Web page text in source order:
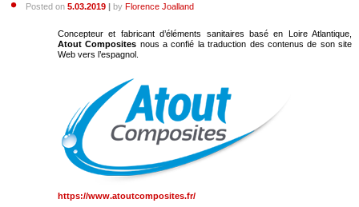
Posted on 5.03.2019 | by Florence Joalland
Concepteur et fabricant d’éléments sanitaires basé en Loire Atlantique,
Atout Composites nous a confié la traduction des contenus de son site
Web vers l’espagnol.
https://www.atoutcomposites.fr/